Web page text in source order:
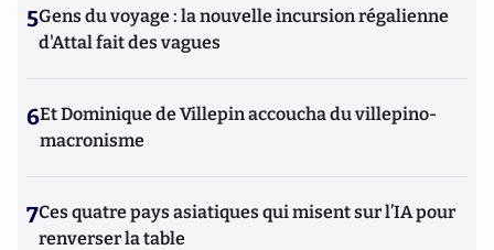
5Gens du voyage : la nouvelle incursion régalienne
d'Attal fait des vagues
6Et Dominique de Villepin accoucha du villepino-
macronisme
7Ces quatre pays asiatiques qui misent sur l’IA pour
renverser la table